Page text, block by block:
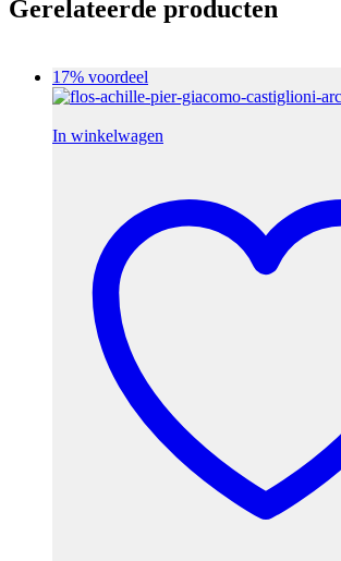
Gerelateerde producten
17% voordeel
In winkelwagen